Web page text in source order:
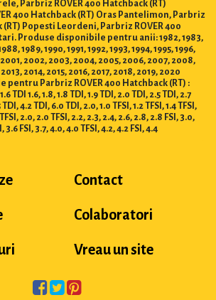
Parbriz ROVER 400 Hatchback (RT)
400 Hatchback (RT) Oras Pantelimon, Parbriz
(RT) Popesti Leordeni, Parbriz ROVER 400
Produse disponibile pentru anii: 1982, 1983,
1989, 1990, 1991, 1992, 1993, 1994, 1995, 1996,
2001, 2002, 2003, 2004, 2005, 2006, 2007, 2008,
2014, 2015, 2016, 2017, 2018, 2019, 2020
Parbriz ROVER 400 Hatchback (RT) :
TDI 1.6, 1.8, 1.8 TDI, 1.9 TDI, 2.0 TDI, 2.5 TDI, 2.7
4.2 TDI, 6.0 TDI, 2.0, 1.0 TFSI, 1.2 TFSI, 1.4 TFSI,
TFSI, 2.0, 2.0 TFSI, 2.2, 2.3, 2.4, 2.6, 2.8, 2.8 FSI, 3.0,
3.6 FSI, 3.7, 4.0, 4.0 TFSI, 4.2, 4.2 FSI, 4.4
Contact
Colaboratori
Vreau un site